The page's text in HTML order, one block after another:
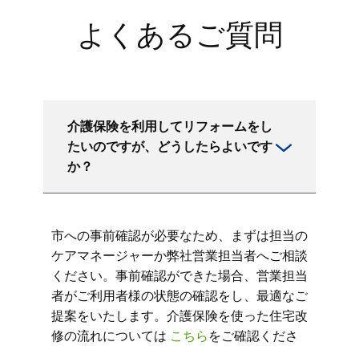
よくあるご質問
介護保険を利用してリフォームをし
たいのですが、どうしたらよいです
か？
市への事前確認が必要なため、まずは担当の
ケアマネージャーか弊社営業担当者へご相談
ください。事前確認ができた場合、営業担当
者がご利用者様の状態の確認をし、最適なご
提案をいたします。介護保険を使った住宅改
修の流れについては こちらをご確認くださ